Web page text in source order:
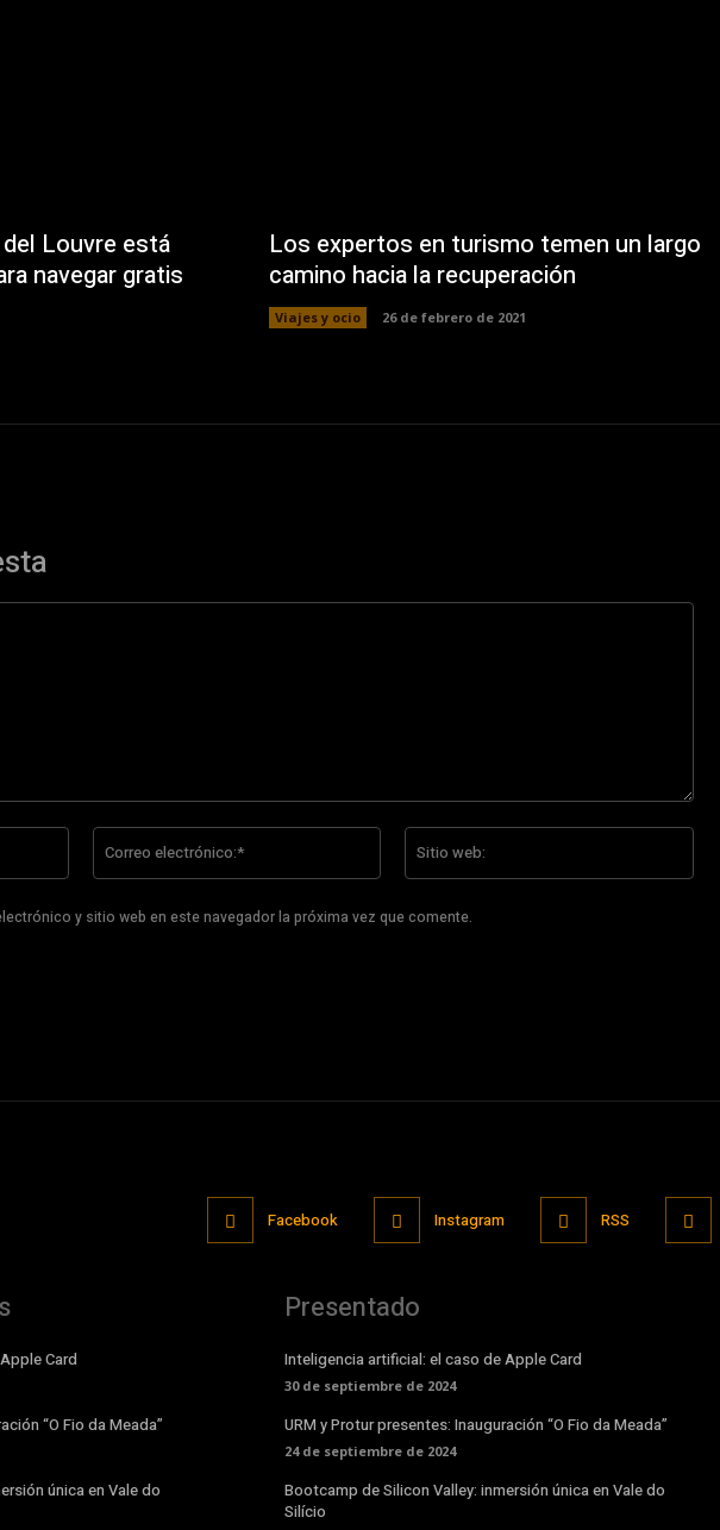
Louvre está
navegar gratis
Los expertos en turismo temen un largo
camino hacia la recuperación
Viajes y ocio 26 de febrero de 2021
electrónico:*
y sitio web en este navegador la próxima vez que comente.
Facebook Instagram RSS
Card
“O Fio da Meada”
única en Vale do
Presentado
Inteligencia artificial: el caso de Apple Card
30 de septiembre de 2024
URM y Protur presentes: Inauguración “O Fio da Meada”
24 de septiembre de 2024
Bootcamp de Silicon Valley: inmersión única en Vale do
Silício